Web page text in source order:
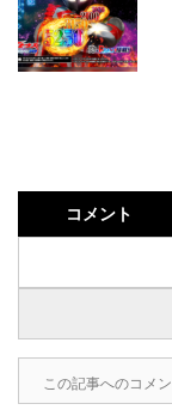
コメント
この記事へのコメ